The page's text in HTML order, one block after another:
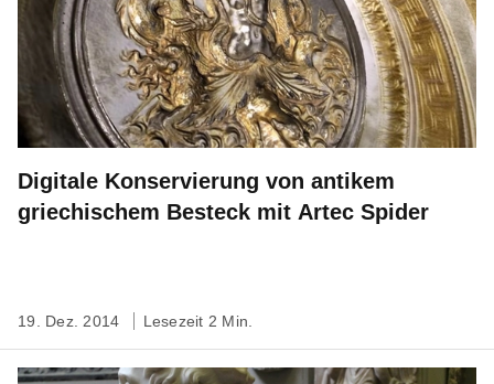
Digitale Konservierung von antikem
griechischem Besteck mit Artec Spider
19. Dez. 2014 Lesezeit 2 Min.